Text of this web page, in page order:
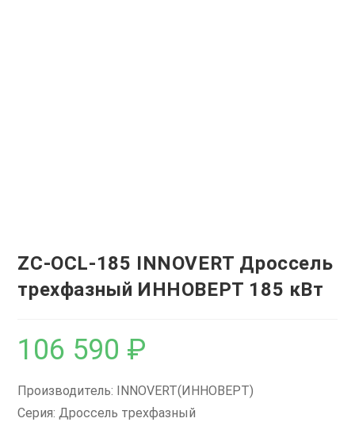
ZC-OCL-185 INNOVERT Дроссель
трехфазный ИННОВЕРТ 185 кВт
106 590 ₽
Производитель: INNOVERT(ИННОВЕРТ)
Серия: Дроссель трехфазный